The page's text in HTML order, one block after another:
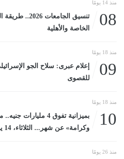
منذ 14 يومًا
08
تنسيق
الخاصة والأهلية
منذ 18 يومًا
09
إعلام عبرى: سلاح الجو
للقصوى
منذ 18 يومًا
10
بميزانية تفوق 4
وكرامة» عن شهر... الثلاثاء، 14 يوليو 2026 10:46 صـ
منذ 26 يومًا